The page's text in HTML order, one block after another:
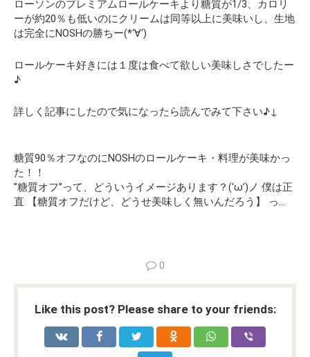
ローソンのプレミアムロールケーキより糖質が1/3、カロリ
ーが約20％も低いのにクリームは同等以上に美味いし、生地
は完全にNOSHの勝ちー(*‘∀‘)
ロールケーキ好きには１度は食べて欲しい美味しさでしたー
♪
詳しく記事にしたので気になったら読んでみて下さい♪↓
糖質90％オフなのにNOSHのロールケーキ・料理が美味かっ
た！！
”糖質オフ”って、どういうイメージあります？(‘ω’)ノ 僕は正
直 【糖質オフだけど、どうせ美味しく無いんだろう】 っ…
0
Like this post? Please share to your friends: